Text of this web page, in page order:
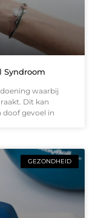
Syndroom
waarbij
Dit kan
doof gevoel in
GEZONDHEID